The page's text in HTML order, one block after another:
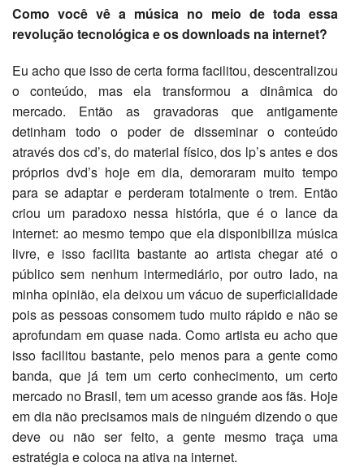
Como você vê a música no meio de toda essa
revolução tecnológica e os downloads na internet?
Eu acho que isso de certa forma facilitou, descentralizou
o conteúdo, mas ela transformou a dinâmica do
mercado. Então as gravadoras que antigamente
detinham todo o poder de disseminar o conteúdo
através dos cd’s, do material físico, dos lp’s antes e dos
próprios dvd’s hoje em dia, demoraram muito tempo
para se adaptar e perderam totalmente o trem. Então
criou um paradoxo nessa história, que é o lance da
internet: ao mesmo tempo que ela disponibiliza música
livre, e isso facilita bastante ao artista chegar até o
público sem nenhum intermediário, por outro lado, na
minha opinião, ela deixou um vácuo de superficialidade
pois as pessoas consomem tudo muito rápido e não se
aprofundam em quase nada. Como artista eu acho que
isso facilitou bastante, pelo menos para a gente como
banda, que já tem um certo conhecimento, um certo
mercado no Brasil, tem um acesso grande aos fãs. Hoje
em dia não precisamos mais de ninguém dizendo o que
deve ou não ser feito, a gente mesmo traça uma
estratégia e coloca na ativa na internet.